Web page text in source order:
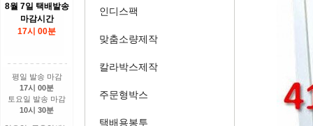
8월 7일 택배발송
마감시간
17시 00분
평일 발송 마감
17시 00분
토요일 발송 마감
10시 30분
인디스팩
맞춤소량제작
칼라박스제작
주문형박스
택배용봉투